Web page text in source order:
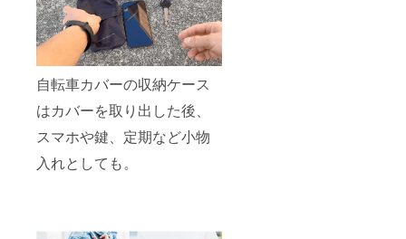
自転車カバーの収納ケース
はカバーを取り出した後、
スマホや鍵、定期など小物
入れとしても。